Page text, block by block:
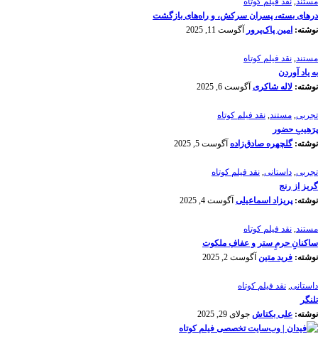
درهای بسته، پسران سرکش، و راه‌های بازگشت
نوشته: امین پاک‌پرور آگوست 11, 2025
مستند, نقد فیلم کوتاه
به یاد آوردن
نوشته: لاله شاکری آگوست 6, 2025
تجربی, مستند, نقد فیلم کوتاه
پرَهیب‌ِ حضور
نوشته:گلچهره صادق‌زاده آگوست 5, 2025
تجربی, داستانی, نقد فیلم کوتاه
گریز از رنج
نوشته:پریزاد اسماعیلی آگوست 4, 2025
مستند, نقد فیلم کوتاه
ساکنانِ حرمِ ستر و عفافِ ملکوت
نوشته: فرید متین آگوست 2, 2025
داستانی, نقد فیلم کوتاه
تلنگر
نوشته: علی بکتاش جولای 29, 2025